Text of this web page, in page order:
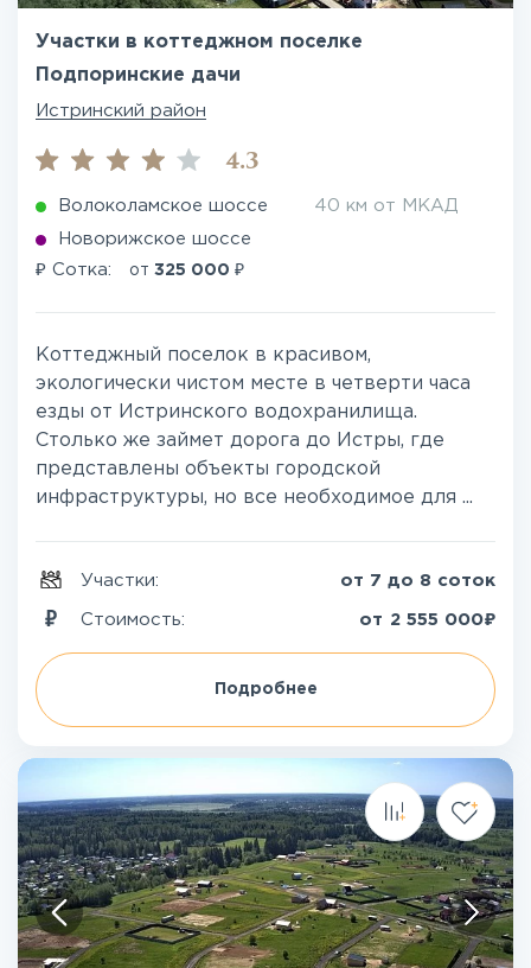
Участки в коттеджном поселке
Подпоринские дачи
Истринский район
4.3
Волоколамское шоссе 40 км от МКАД
Новорижское шоссе
₽ Сотка: от 325 000 ₽
Коттеджный поселок в красивом,
экологически чистом месте в четверти часа
езды от Истринского водохранилища.
Столько же займет дорога до Истры, где
представлены объекты городской
инфраструктуры, но все необходимое для ...
Участки: от 7 до 8 соток
Стоимость: от 2 555 000₽
Подробнее